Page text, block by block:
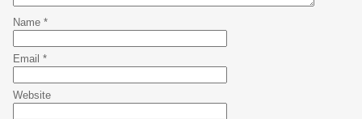
Name *
Email *
Website